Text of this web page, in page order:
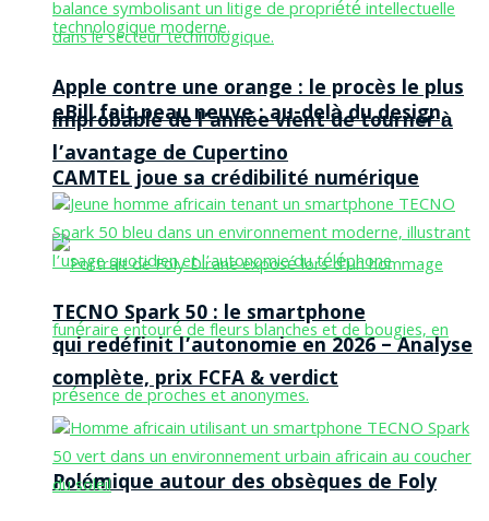
eBill fait peau neuve : au-delà du design,
CAMTEL joue sa crédibilité numérique
Polémique autour des obsèques de Foly
Apple contre une orange : le procès le plus
improbable de l’année vient de tourner à
l’avantage de Cupertino
TECNO Spark 50 : le smartphone
qui redéfinit l’autonomie en 2026 – Analyse
complète, prix FCFA & verdict